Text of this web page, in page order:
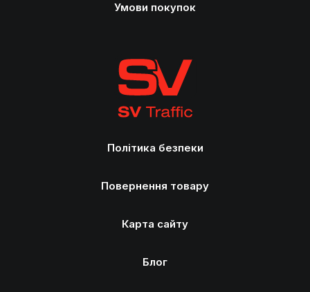
Політика безпеки
Повернення товару
Карта сайту
Блог
Умови покупок